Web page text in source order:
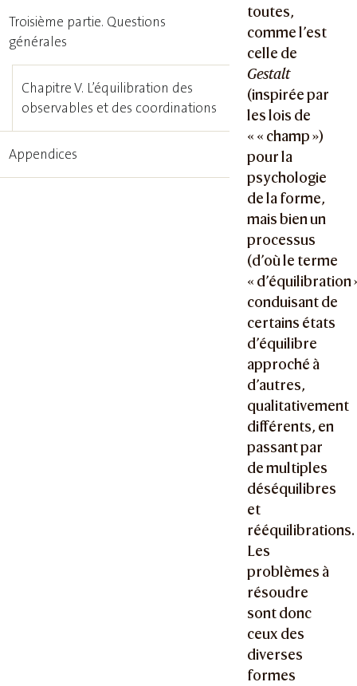
toutes,
comme l’est
celle de
Gestalt
(inspirée par
les lois de
« « champ »)
pour la
psychologie
de la forme,
mais bien un
processus
(d’où le terme
« d’équilibration
conduisant de
certains états
d’équilibre
approché à
d’autres,
qualitativement
différents, en
passant par
de multiples
déséquilibres
et
rééquilibrations.
Les
problèmes à
résoudre
sont donc
ceux des
diverses
formes
Troisième partie. Questions
générales
Chapitre V. L’équilibration des
observables et des coordinations
Appendices